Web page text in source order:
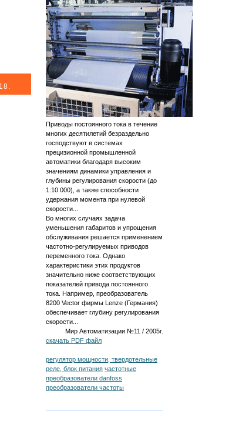
Приводы постоянного тока в течение
многих десятилетий безраздельно
господствуют в системах
прецизионной промышленной
автоматики благодаря высоким
значениям динамики управления и
глубины регулирования скорости (до
1:10 000), а также способности
удержания момента при нулевой
скорости...
Во многих случаях задача
уменьшения габаритов и упрощения
обслуживания решается применением
частотно-регулируемых приводов
переменного тока. Однако
характеристики этих продуктов
значительно ниже соответствующих
показателей привода постоянного
тока. Например, преобразователь
8200 Vector фирмы Lenze (Германия)
обеспечивает глубину регулирования
скорости...
Мир Автоматизации №11 / 2005г.
скачать PDF файл
регулятор мощности, твердотельные
реле, блок питания частотные
преобразователи danfoss
преобразователи частоты